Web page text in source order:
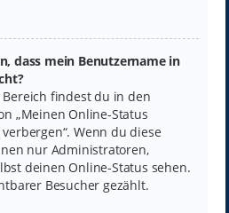
dass mein Benutzername in
findest du in den
„Meinen Online-Status
Wenn du diese
nur Administratoren,
deinen Online-Status sehen.
Besucher gezählt.